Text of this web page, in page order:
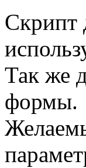
Скрипт
Так же
формы.